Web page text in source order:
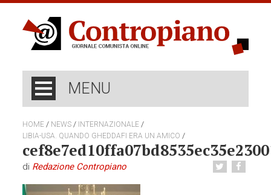
MENU
HOME / NEWS / INTERNAZIONALE /
LIBIA-USA. QUANDO GHEDDAFI ERA UN AMICO /
di Redazione Contropiano